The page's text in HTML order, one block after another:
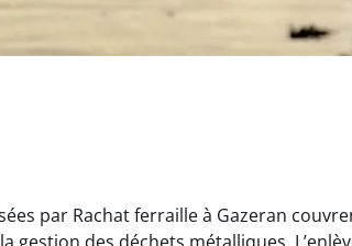
par Rachat ferraille à Gazeran